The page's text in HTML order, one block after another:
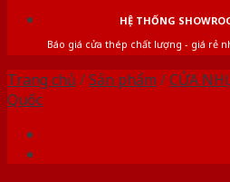
HỆ THỐNG
Báo giá cửa thép chất lượng - giá rẻ
Trang chủ /Sản phẩm /CỬA
Quốc